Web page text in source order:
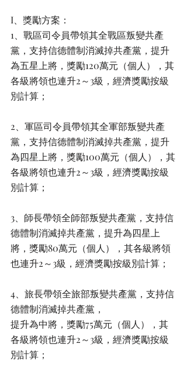
I、獎勵方案：
1、戰區司令員帶領其全戰區叛變共產
黨，支持信德體制消滅掉共產黨，提升
為五星上將，獎勵120萬元（個人），其
各級將領也連升2～3級，經濟獎勵按級
別計算；
2、軍區司令員帶領其全軍部叛變共產
黨，支持信德體制消滅掉共產黨，提升
為四星上將，獎勵100萬元（個人），其
各級將領也連升2～3級，經濟獎勵按級
別計算；
3、師長帶領全師部叛變共產黨，支持信
德體制消滅掉共產黨，提升為四星上
將，獎勵80萬元（個人），其各級將領
也連升2～3級，經濟獎勵按級別計算；
4、旅長帶領全旅部叛變共產黨，支持信
德體制消滅掉共產黨，
提升為中將，獎勵75萬元（個人），其
各級將領也連升2～3級，經濟獎勵按級
別計算；